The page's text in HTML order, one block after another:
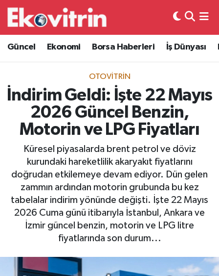
Güncel Ekonomi Borsa Haberleri İş Dünyası
OTOVITRIN
İndirim Geldi: İşte 22 Mayıs
2026 Güncel Benzin,
Motorin ve LPG Fiyatları
Küresel piyasalarda brent petrol ve döviz
kurundaki hareketlilik akaryakıt fiyatlarını
doğrudan etkilemeye devam ediyor. Dün gelen
zammın ardından motorin grubunda bu kez
tabelalar indirim yönünde değişti. İşte 22 Mayıs
2026 Cuma günü itibarıyla İstanbul, Ankara ve
İzmir güncel benzin, motorin ve LPG litre
fiyatlarında son durum...
Güncel
Ekonomi
Borsa Haberleri
İş Dünyası
Lojistik
Otovitrin
Asayiş
Magazin
Gayrimenkul
Hava Durumu
Trafik Durumu
Süper Lig Puan Durumu ve Fikstür
Tüm Manşetler
Son Dakika Haberleri
Haber Arşivi